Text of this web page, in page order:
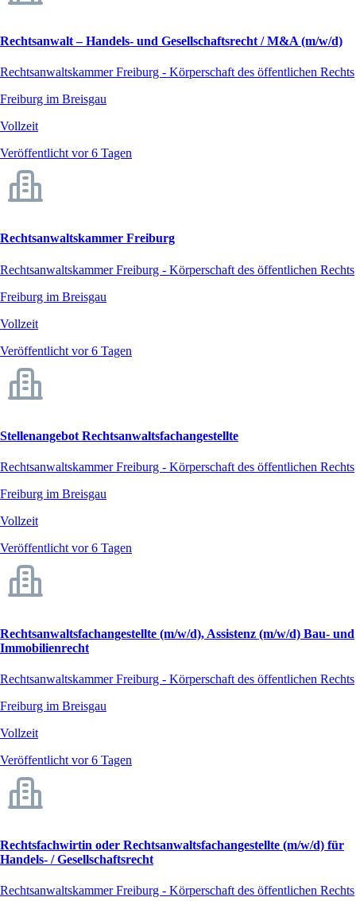
Rechtsanwalt – Handels- und Gesellschaftsrecht / M&A (m/w/d)
Rechtsanwaltskammer Freiburg - Körperschaft des öffentlichen Rechts
Freiburg im Breisgau
Vollzeit
Veröffentlicht vor 6 Tagen
Rechtsanwaltskammer Freiburg
Rechtsanwaltskammer Freiburg - Körperschaft des öffentlichen Rechts
Freiburg im Breisgau
Vollzeit
Veröffentlicht vor 6 Tagen
Stellenangebot Rechtsanwaltsfachangestellte
Rechtsanwaltskammer Freiburg - Körperschaft des öffentlichen Rechts
Freiburg im Breisgau
Vollzeit
Veröffentlicht vor 6 Tagen
Rechtsanwaltsfachangestellte (m/w/d), Assistenz (m/w/d) Bau- und
Immobilienrecht
Rechtsanwaltskammer Freiburg - Körperschaft des öffentlichen Rechts
Freiburg im Breisgau
Vollzeit
Veröffentlicht vor 6 Tagen
Rechtsfachwirtin oder Rechtsanwaltsfachangestellte (m/w/d) für
Handels- / Gesellschaftsrecht
Rechtsanwaltskammer Freiburg - Körperschaft des öffentlichen Rechts